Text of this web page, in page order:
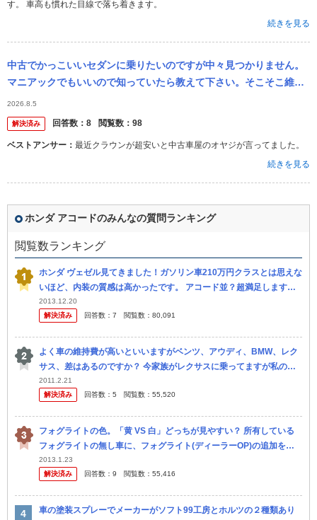
す。 車高も慣れた目線で落ち着きます。
続きを見る
中古でかっこいいセダンに乗りたいのですが中々見つかりません。
マニアックでもいいので知っていたら教えて下さい。そこそこ維持
費が安いと助かります。予算は250万。 候補としてあげていたの
は、 ...
2026.8.5
解決済み 回答数： 8 閲覧数： 98
ベストアンサー： 最近クラウンが超安いと中古車屋のオヤジが言ってました。
続きを見る
ホンダ アコードのみんなの質問ランキング
閲覧数ランキング
ホンダ ヴェゼル見てきました！ガソリン車210万円クラスとは思えな
いほど、内装の質感は高かったです。 アコード並？超満足します。
せめて、4ドアか3ドアが良かったです。 多分かなり売れますね。...
2013.12.20
解決済み
回答数： 7 閲覧数： 80,091
よく車の維持費が高いといいますがベンツ、アウディ、BMW、レク
サス、差はあるのですか？ 今家族がレクサスに乗ってますが私の車
を買いたいと思ってます。 ぶつけたりした時はそれ相応は覚悟して
ますがそ...
2011.2.21
解決済み
回答数： 5 閲覧数： 55,520
フォグライトの色。「黄 VS 白」どっちが見やすい？ 所有している
フォグライトの無し車に、フォグライト(ディーラーOP)の追加を検
討している者です。 発光色が黄色と白色の２種類あるのですが、特
に...
2013.1.23
解決済み
回答数： 9 閲覧数： 55,416
車の塗装スプレーでメーカーがソフト99工房とホルツの２種類あり